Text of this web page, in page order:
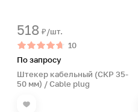
518 ₽/шт.
10
По запросу
Штекер кабельный (СКР 35-
50 мм) / Cable plug